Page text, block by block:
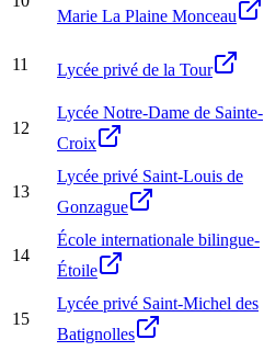
Marie La Plaine Monceau
11 Lycée privé de la Tour
12
Lycée Notre-Dame de Sainte-
Croix
13
Lycée privé Saint-Louis de
Gonzague
14
École internationale bilingue-
Étoile
15
Lycée privé Saint-Michel des
Batignolles